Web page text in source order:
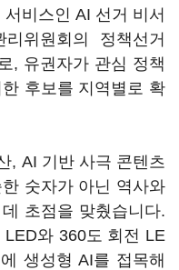
비스인 AI 선거 비서
위원회의 정책선거
, 유권자가 관심 정책
후보를 지역별로 확
, AI 기반 사극 콘텐츠
숫자가 아닌 역사와
초점을 맞췄습니다.
와 360도 회전 LE
생성형 AI를 접목해